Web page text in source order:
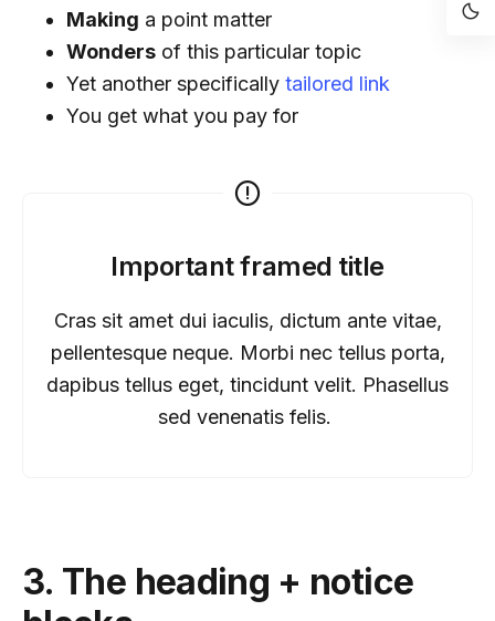
Making a point matter
Wonders of this particular topic
Yet another specifically tailored link
You get what you pay for
Important framed title
Cras sit amet dui iaculis, dictum ante vitae,
pellentesque neque. Morbi nec tellus porta,
dapibus tellus eget, tincidunt velit. Phasellus
sed venenatis felis.
3. The heading + notice